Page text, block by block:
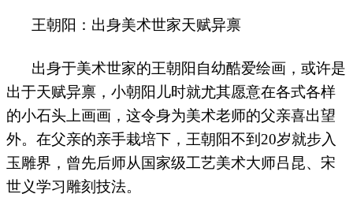
王朝阳：出身美术世家天赋异禀
出身于美术世家的王朝阳自幼酷爱绘画，或许是
出于天赋异禀，小朝阳儿时就尤其愿意在各式各样
的小石头上画画，这令身为美术老师的父亲喜出望
外。在父亲的亲手栽培下，王朝阳不到 20岁就步入
玉雕界，曾先后师从国家级工艺美术大师吕昆、宋
世义学习雕刻技法。